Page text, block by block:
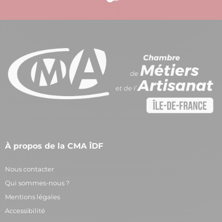
À propos de la CMA ÎDF
Nous contacter
Qui sommes-nous ?
Mentions légales
Accessibilité